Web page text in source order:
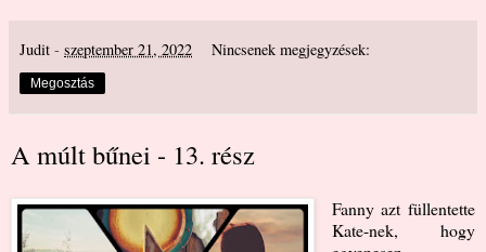
Judit - szeptember 21, 2022 Nincsenek megjegyzések:
Megosztás
A múlt bűnei - 13. rész
Fanny azt füllentette
Kate-nek, hogy